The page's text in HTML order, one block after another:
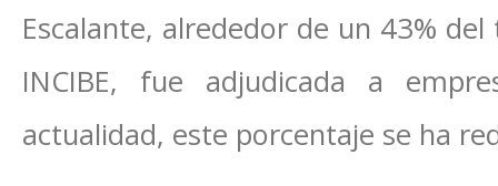
Escalante, alrededor de un 43%
INCIBE, fue adjudicada a
actualidad, este porcentaje se ha